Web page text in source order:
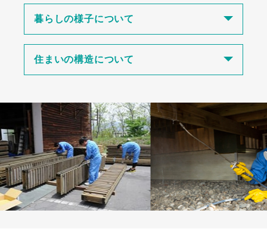
暮らしの様子について
住まいの構造について